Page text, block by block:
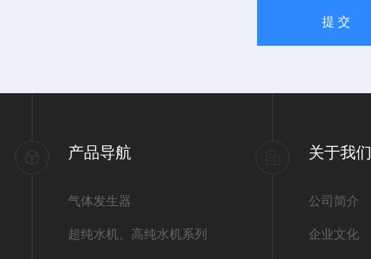
产品导航
气体发生器
超纯水机、高纯水机系列
关于我们
公司简介
企业文化